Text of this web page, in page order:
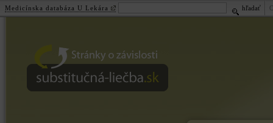
substitučná-liečba.sk
Medicínska databáza U Lekára hľadať